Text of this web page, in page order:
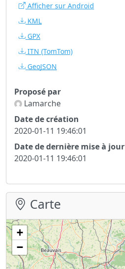
Afficher sur Android
KML
GPX
ITN (TomTom)
GeoJSON
Proposé par
Lamarche
Date de création
2020-01-11 19:46:01
Date de dernière mise à jour
2020-01-11 19:46:01
Carte
+
−